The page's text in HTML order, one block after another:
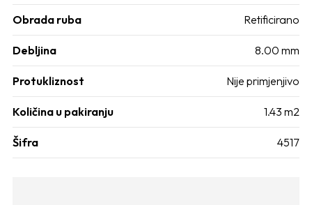
Obrada ruba Retificirano
Debljina 8.00 mm
Protukliznost Nije primjenjivo
Količina u pakiranju 1.43 m2
Šifra 4517